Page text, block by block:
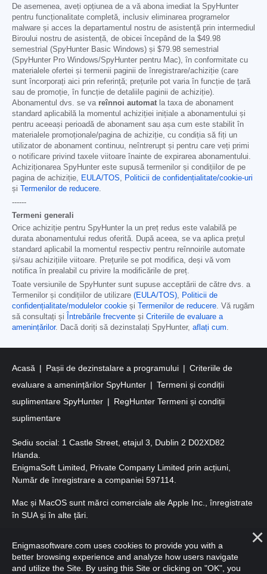
De asemenea, aveți opțiunea de a vă abona imediat la SpyHunter
pentru funcționalitate completă, inclusiv eliminarea programelor
malware și acces la departamentul nostru de asistență prin intermediul
Biroului nostru de asistență, de obicei începând de la $49.98
semestrial (SpyHunter Basic Windows) și $79.98 semestrial
(SpyHunter Pro Windows/SpyHunter pentru Mac), în conformitate cu
materialele ofertei și termenii paginii de înregistrare/achiziție (care
sunt încorporați aici prin referință; prețurile pot varia în funcție de țară
sau de promoție, în funcție de detaliile paginii de achiziție).
Abonamentul dvs. se va reînnoi automat la taxa de abonament
standard aplicabilă la momentul achiziției inițiale a abonamentului și
pentru aceeași perioadă de abonament sau așa cum este stabilit în
materialele promoționale/pagina de achiziție, cu condiția să fiți un
utilizator de abonament continuu, neîntrerupt și pentru care veți primi
o notificare privind taxele viitoare înainte de expirarea abonamentului.
Achiziționarea SpyHunter este supusă termenilor și condițiilor de pe
pagina de achiziție, EULA/TOS, Politicii de confidențialitate/cookie-uri
și
Termenilor de reducere.
------
Termeni generali
Orice achiziție pentru SpyHunter la un preț redus este valabilă pe
durata abonamentului redus oferită. După aceea, se va aplica prețul
standard aplicabil la momentul respectiv pentru reînnoirile automate
și/sau achizițiile viitoare. Prețurile se pot modifica, deși vă vom
notifica în prealabil cu privire la modificările de preț.
Toate versiunile de SpyHunter sunt supuse acceptării de către dvs. a
Termenilor și condițiilor de utilizare (EULA/TOS), Politicii de
confidențialitate/modulelor cookie și Termenilor de reducere. Vă rugăm
să consultați și
Întrebările frecvente și Criteriile de evaluare a
amenințărilor. Dacă doriți să dezinstalați SpyHunter, aflați cum.
Acasă Pașii de dezinstalare a programului
Criteriile de
evaluare a amenințărilor SpyHunter
Termeni și condiții
suplimentare SpyHunter
RegHunter Termeni și condiții
suplimentare
Sediu social: 1 Castle Street, etajul 3, Dublin 2 D02XD82
Irlanda.
EnigmaSoft Limited, Private Company Limited prin acțiuni,
Număr de înregistrare a companiei 597114.
Mac și MacOS sunt mărci comerciale ale Apple Inc., înregistrate
în SUA și în alte țări.
rezervate.
Enigmasoftware.com uses cookies to provide you with a
better browsing experience and analyze how users navigate
and utilize the Site. By using this Site or clicking on "OK", you